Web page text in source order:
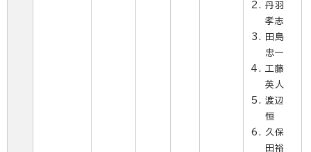
丹羽
孝志
田島
忠一
工藤
英人
渡辺
恒
久保
田裕